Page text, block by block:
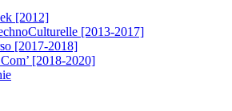
[2012]
[2013-2017]
[2017-2018]
[2018-2020]